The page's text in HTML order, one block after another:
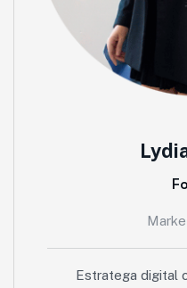
Estratega digital